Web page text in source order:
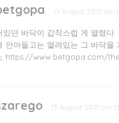
13 August 2021 om
있던 바닥이 갑작스럽 게 열렸다
안아들고는 열려있는 그 바닥
https://www.betgopa.com/
13 August 2021 om